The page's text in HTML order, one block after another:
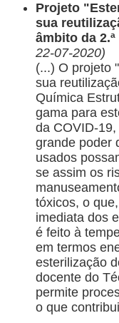
Projeto
sua
âmbito da
22-07-2020)
(...) O projeto
sua
Química
gama para
da COVID-
grande poder
usados
se assim os
tóxicos, o
imediata dos
é feito à
em termos
esterilização
docente do
permite
o que